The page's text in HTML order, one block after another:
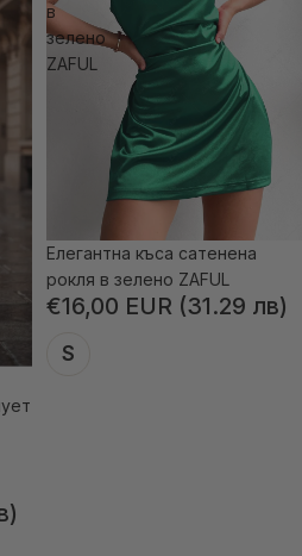
в
зелено
ZAFUL
Елегантна къса сатенена
рокля в зелено ZAFUL
€16,00 EUR (31.29 лв)
S